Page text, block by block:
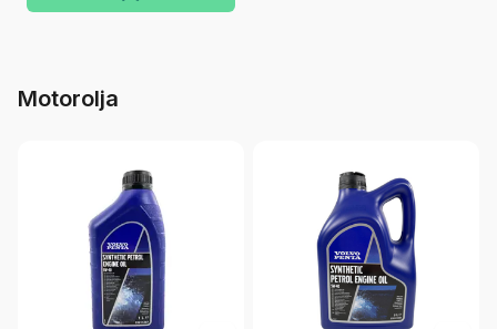
Motorolja